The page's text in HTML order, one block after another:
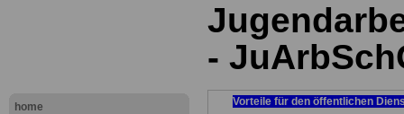
home
-
Vorteile für den öffentlichen